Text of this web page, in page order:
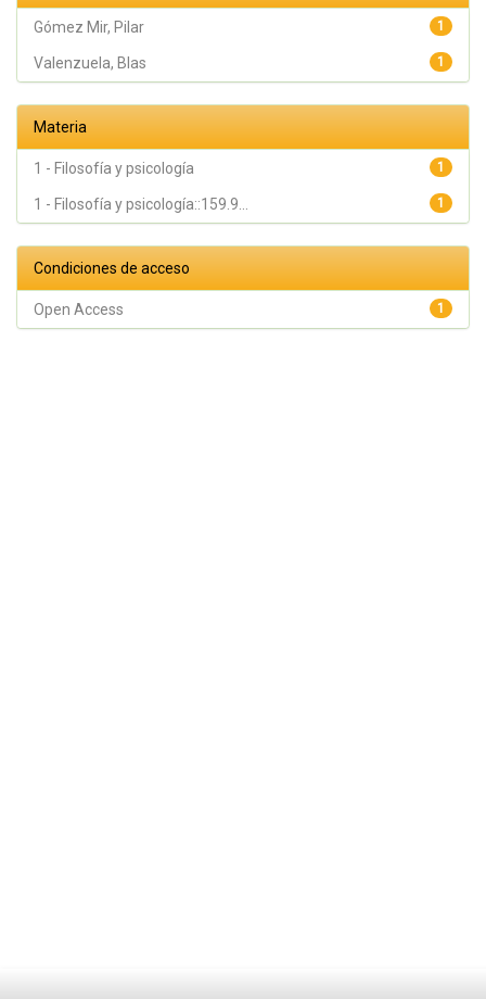
1
Gómez Mir, Pilar
1
Valenzuela, Blas
Materia
1
1 - Filosofía y psicología
1
1 - Filosofía y psicología::159.9...
Condiciones de acceso
1
Open Access